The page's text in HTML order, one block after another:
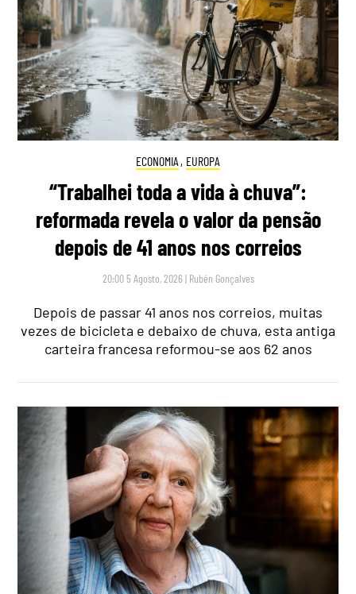
ECONOMIA , EUROPA
“Trabalhei toda a vida à chuva”:
reformada revela o valor da pensão
depois de 41 anos nos correios
20:00 5 Agosto, 2026 | Rubén Gonçalves
Depois de passar 41 anos nos correios, muitas
vezes de bicicleta e debaixo de chuva, esta antiga
carteira francesa reformou-se aos 62 anos